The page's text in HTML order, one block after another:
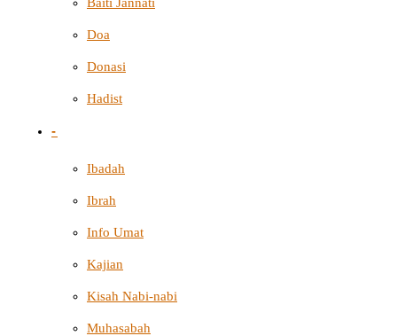
Doa
Donasi
Hadist
-
Ibadah
Ibrah
Info Umat
Kajian
Kisah Nabi-nabi
Muhasabah